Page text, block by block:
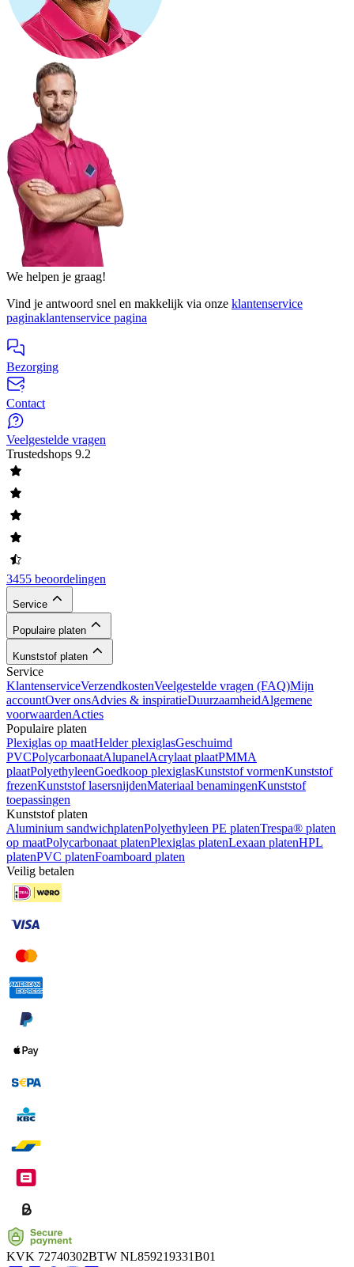
We helpen je graag!
Vind je antwoord snel en makkelijk via onze klantenservice
paginaklantenservice pagina
Bezorging
Contact
Veelgestelde vragen
Trustedshops 9.2
3455 beoordelingen
Service
Populaire platen
Kunststof platen
Service
KlantenserviceVerzendkostenVeelgestelde vragen (FAQ)Mijn
accountOver onsAdvies & inspiratieDuurzaamheidAlgemene
voorwaardenActies
Populaire platen
Plexiglas op maatHelder plexiglasGeschuimd
PVCPolycarbonaatAlupanelAcrylaat plaatPMMA
plaatPolyethyleenGoedkoop plexiglasKunststof vormenKunststof
frezenKunststof lasersnijdenMateriaal benamingenKunststof
toepassingen
Kunststof platen
Aluminium sandwichplatenPolyethyleen PE platenTrespa® platen
op maatPolycarbonaat platenPlexiglas platenLexaan platenHPL
platenPVC platenFoamboard platen
Veilig betalen
KVK 72740302BTW NL859219331B01